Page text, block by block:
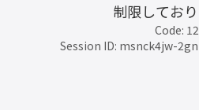
制限しており
Code: 12
Session ID: msnck4jw-